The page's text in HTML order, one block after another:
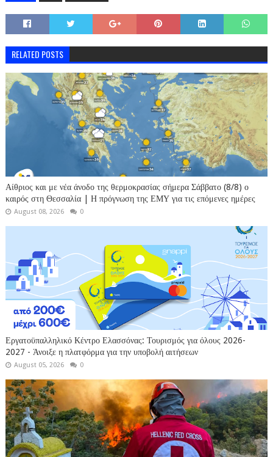
RELATED POSTS
Αίθριος και με νέα άνοδο της θερμοκρασίας σήμερα Σάββατο (8/8) ο
καιρός στη Θεσσαλία | Η πρόγνωση της ΕΜΥ για τις επόμενες ημέρες
August 08, 2026 0
Εργατοϋπαλληλικό Κέντρο Ελασσόνας: Τουρισμός για όλους 2026-
2027 - Άνοιξε η πλατφόρμα για την υποβολή αιτήσεων
August 05, 2026 0